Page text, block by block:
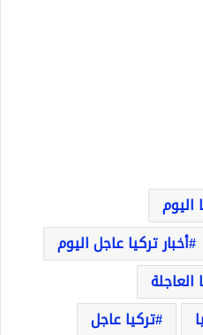
اليوم
أخبار تركيا عاجل اليوم
العاجلة
تركيا عاجل